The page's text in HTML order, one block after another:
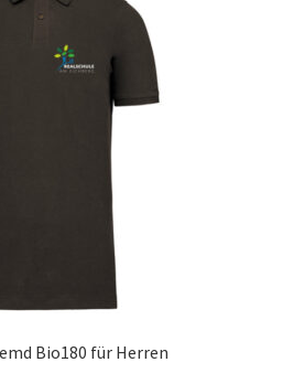
Bio180 für Herren